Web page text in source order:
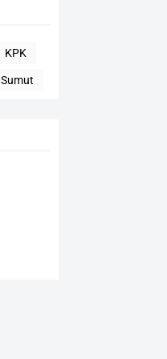
KPK
Sumut